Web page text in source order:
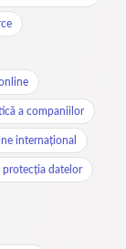
a companiilor
internațional
datelor